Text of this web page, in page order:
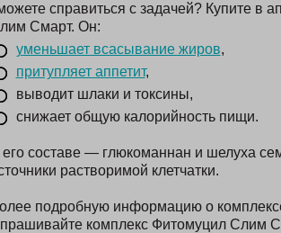
справиться с задачей? Купите в
Смарт. Он:
уменьшает всасывание жиров,
притупляет аппетит,
выводит шлаки и токсины,
снижает общую калорийность пищи.
его составе — глюкоманнан и шелуха
растворимой клетчатки.
подробную информацию о
комплекс Фитомуцил Слим